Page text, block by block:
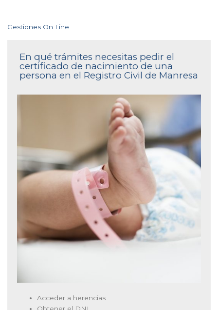
Gestiones On Line
En qué trámites necesitas pedir el
certificado de nacimiento de una
persona en el Registro Civil de Manresa
Acceder a herencias